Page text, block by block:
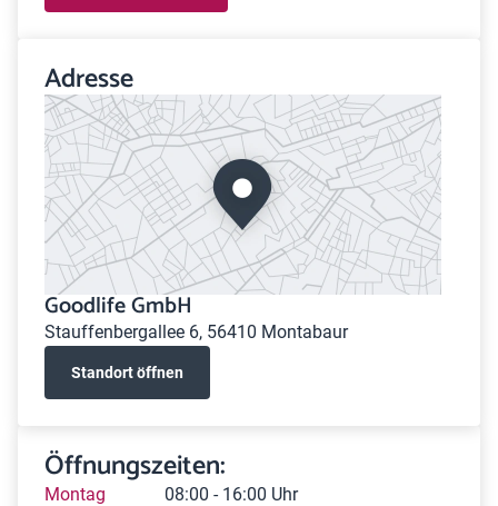
Adresse
Goodlife GmbH
Stauffenbergallee 6, 56410 Montabaur
Standort öffnen
Öffnungszeiten:
Montag
08:00 - 16:00 Uhr